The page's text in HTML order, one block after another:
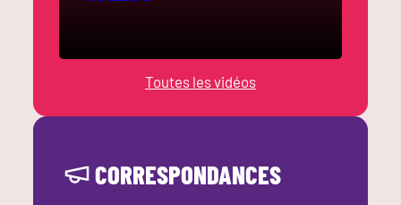
Toutes les vidéos
CORRESPONDANCES